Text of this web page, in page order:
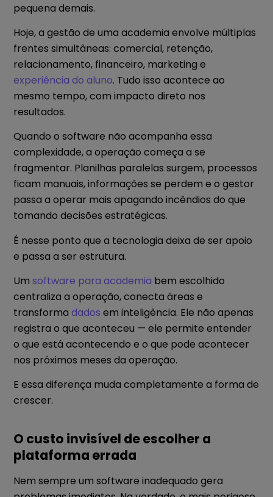
pequena demais.
Hoje, a gestão de uma academia envolve múltiplas
frentes simultâneas: comercial, retenção,
relacionamento, financeiro, marketing e
experiência do aluno. Tudo isso acontece ao
mesmo tempo, com impacto direto nos
resultados.
Quando o software não acompanha essa
complexidade, a operação começa a se
fragmentar. Planilhas paralelas surgem, processos
ficam manuais, informações se perdem e o gestor
passa a operar mais apagando incêndios do que
tomando decisões estratégicas.
É nesse ponto que a tecnologia deixa de ser apoio
e passa a ser estrutura.
Umsoftware para academia bem escolhido
centraliza a operação, conecta áreas e
transformadados em inteligência. Ele não apenas
registra o que aconteceu — ele permite entender
o que está acontecendo e o que pode acontecer
nos próximos meses da operação.
E essa diferença muda completamente a forma de
crescer.
O custo invisível de escolher a
plataforma errada
Nem sempre um software inadequado gera